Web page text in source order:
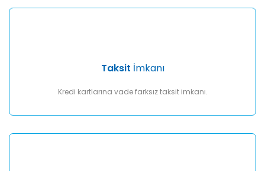
Taksit İmkanı
Kredi kartlarına vade farksız taksit imkanı.